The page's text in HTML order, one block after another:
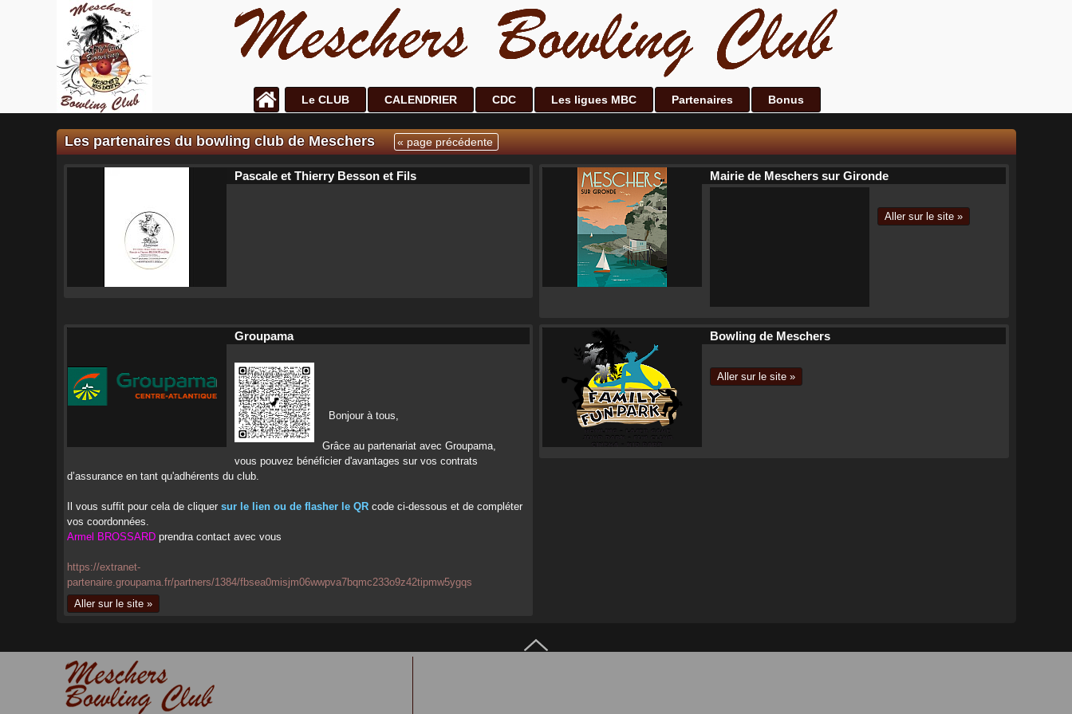
Le CLUB CALENDRIER CDC Les ligues MBC Partenaires Bonus
Les partenaires du bowling club de Meschers « page précédente
Pascale et Thierry Besson et Fils Mairie de Meschers sur Gironde
Aller sur le site »
Groupama
Bonjour à tous,
Grâce au partenariat avec Groupama,
vous pouvez bénéficier d'avantages sur vos contrats
d’assurance en tant qu'adhérents du club.
Il vous suffit pour cela de cliquer sur le lien ou de flasher le QR code ci-dessous et de compléter
vos coordonnées.
Armel BROSSARDprendra contact avec vous
https://extranet-
partenaire.groupama.fr/partners/1384/fbsea0misjm06wwpva7bqmc233o9z42tipmw5ygqs
Aller sur le site »
Bowling de Meschers
Aller sur le site »